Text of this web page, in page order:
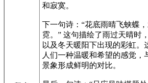
和寂寞。
下一句诗：“花底雨晴飞蛱蝶
霓。” 这句描绘了雨过天晴时
以及冬天暖阳下出现的彩虹。
人们一种温暖和希望的感觉，
景象形成鲜明的对比。